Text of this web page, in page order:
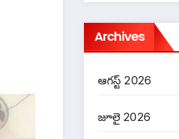
Archives
ఆగస్ట్ 2026
జూలై 2026